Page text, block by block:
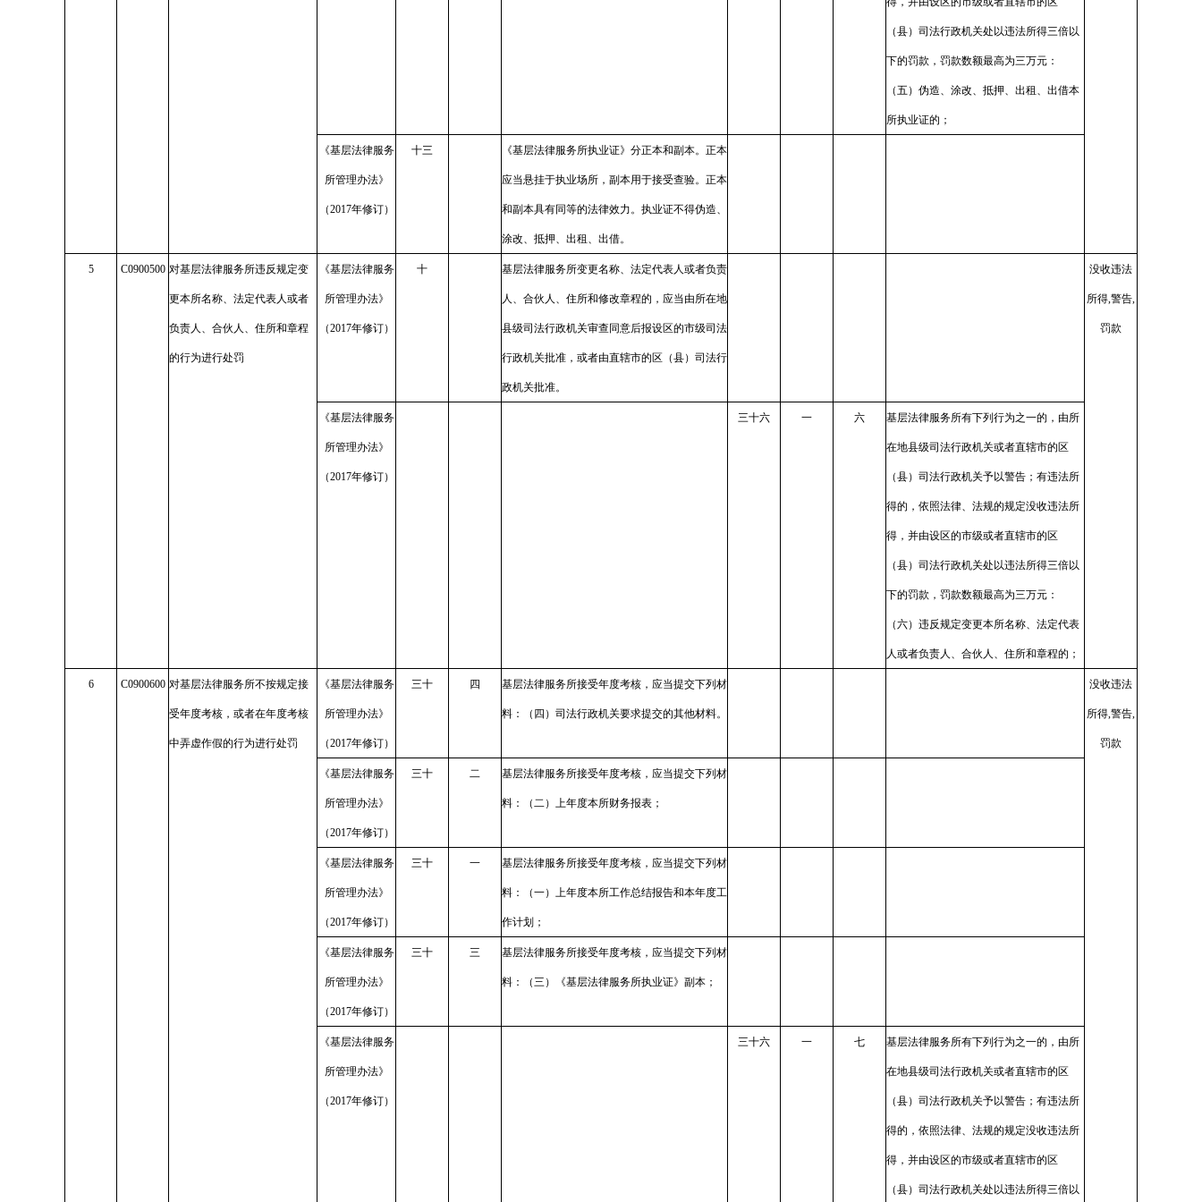
（县）司法行政机关处以违法所得三倍以
下的罚款，罚款数额最高为三万元：
（五）伪造、涂改、抵押、出租、出借本
所执业证的；
《基层法律服务
所管理办法》
（2017年修订）
十三 《基层法律服务所执业证》分正本和副本。正本
应当悬挂于执业场所，副本用于接受查验。正本
和副本具有同等的法律效力。执业证不得伪造、
涂改、抵押、出租、出借。
5 C0900500 对基层法律服务所违反规定变
更本所名称、法定代表人或者
负责人、合伙人、住所和章程
的行为进行处罚
《基层法律服务
所管理办法》
（2017年修订）
十 基层法律服务所变更名称、法定代表人或者负责
人、合伙人、住所和修改章程的，应当由所在地
县级司法行政机关审查同意后报设区的市级司法
行政机关批准，或者由直辖市的区（县）司法行
政机关批准。
没收违法
所得,警告,
罚款
《基层法律服务
所管理办法》
（2017年修订）
三十六 一 六 基层法律服务所有下列行为之一的，由所
在地县级司法行政机关或者直辖市的区
（县）司法行政机关予以警告；有违法所
得的，依照法律、法规的规定没收违法所
得，并由设区的市级或者直辖市的区
（县）司法行政机关处以违法所得三倍以
下的罚款，罚款数额最高为三万元：
（六）违反规定变更本所名称、法定代表
人或者负责人、合伙人、住所和章程的；
6 C0900600 对基层法律服务所不按规定接
受年度考核，或者在年度考核
中弄虚作假的行为进行处罚
《基层法律服务
所管理办法》
（2017年修订）
三十 四 基层法律服务所接受年度考核，应当提交下列材
料：（四）司法行政机关要求提交的其他材料。
没收违法
所得,警告,
罚款
《基层法律服务
所管理办法》
（2017年修订）
三十 二 基层法律服务所接受年度考核，应当提交下列材
料：（二）上年度本所财务报表；
《基层法律服务
所管理办法》
（2017年修订）
三十 一 基层法律服务所接受年度考核，应当提交下列材
料：（一）上年度本所工作总结报告和本年度工
作计划；
《基层法律服务
所管理办法》
（2017年修订）
三十 三 基层法律服务所接受年度考核，应当提交下列材
料：（三）《基层法律服务所执业证》副本；
《基层法律服务
所管理办法》
（2017年修订）
三十六 一 七 基层法律服务所有下列行为之一的，由所
在地县级司法行政机关或者直辖市的区
（县）司法行政机关予以警告；有违法所
得的，依照法律、法规的规定没收违法所
得，并由设区的市级或者直辖市的区
（县）司法行政机关处以违法所得三倍以